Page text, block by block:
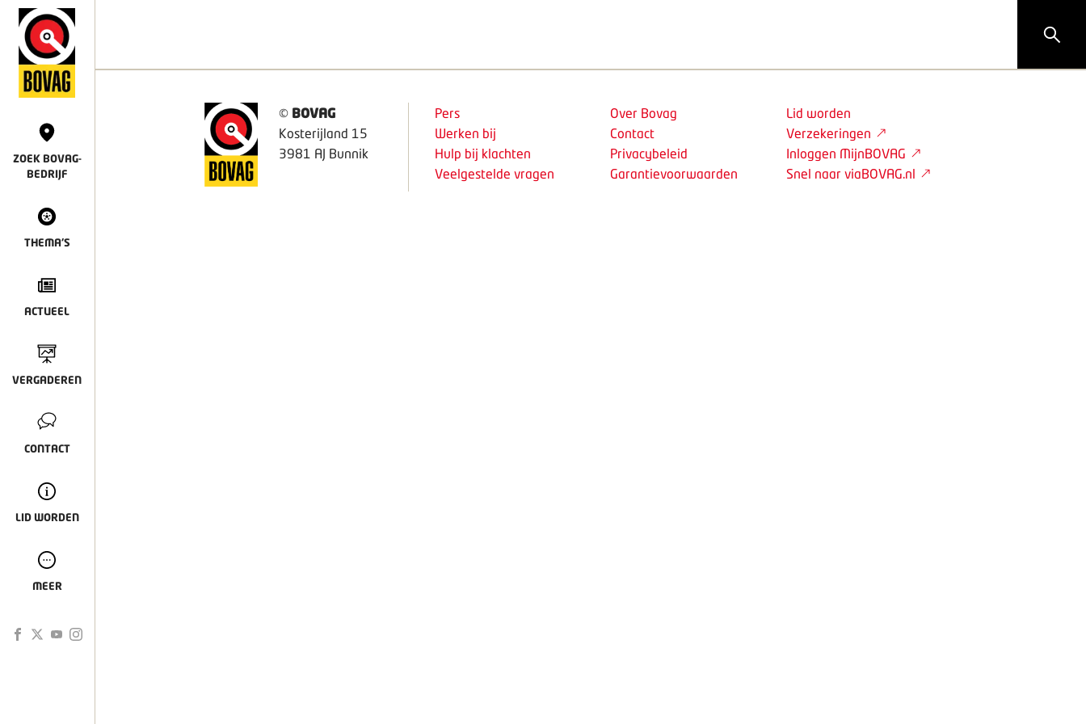
ZOEK BOVAG-
BEDRIJF
THEMA'S
ACTUEEL
VERGADEREN
CONTACT
LID WORDEN
MEER
© BOVAG
Kosterijland 15
3981 AJ Bunnik
Pers
Werken bij
Hulp bij klachten
Veelgestelde vragen
Over Bovag
Contact
Privacybeleid
Garantievoorwaarden
Lid worden
Verzekeringen
Inloggen MijnBOVAG
Snel naar viaBOVAG.nl